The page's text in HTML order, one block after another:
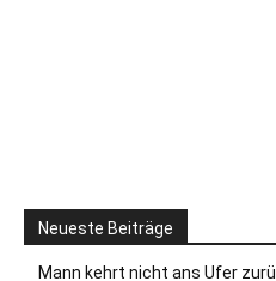
Neueste Beiträge
Mann kehrt nicht ans Ufer